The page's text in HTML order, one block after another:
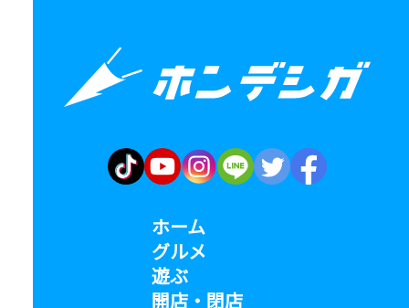
ホーム
グルメ
遊ぶ
開店・閉店